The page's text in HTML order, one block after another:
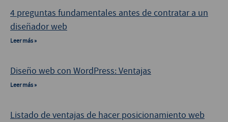
4 preguntas fundamentales antes de contratar a un
diseñador web
Leer más »
Diseño web con WordPress: Ventajas
Leer más »
Listado de ventajas de hacer posicionamiento web